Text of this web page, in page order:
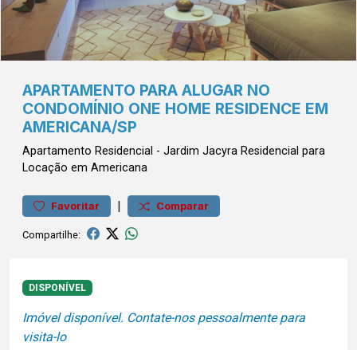
APARTAMENTO PARA ALUGAR NO
CONDOMÍNIO ONE HOME RESIDENCE EM
AMERICANA/SP
Apartamento Residencial - Jardim Jacyra Residencial para
Locação em Americana
Favoritar | Comparar
Compartilhe:
DISPONÍVEL
Imóvel disponível. Contate-nos pessoalmente para
visita-lo